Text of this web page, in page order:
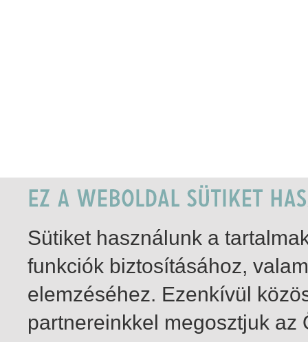
Sütiket használunk a
funkciók biztosításához,
elemzéséhez. Ezenkívül
partnereinkkel megosztjuk